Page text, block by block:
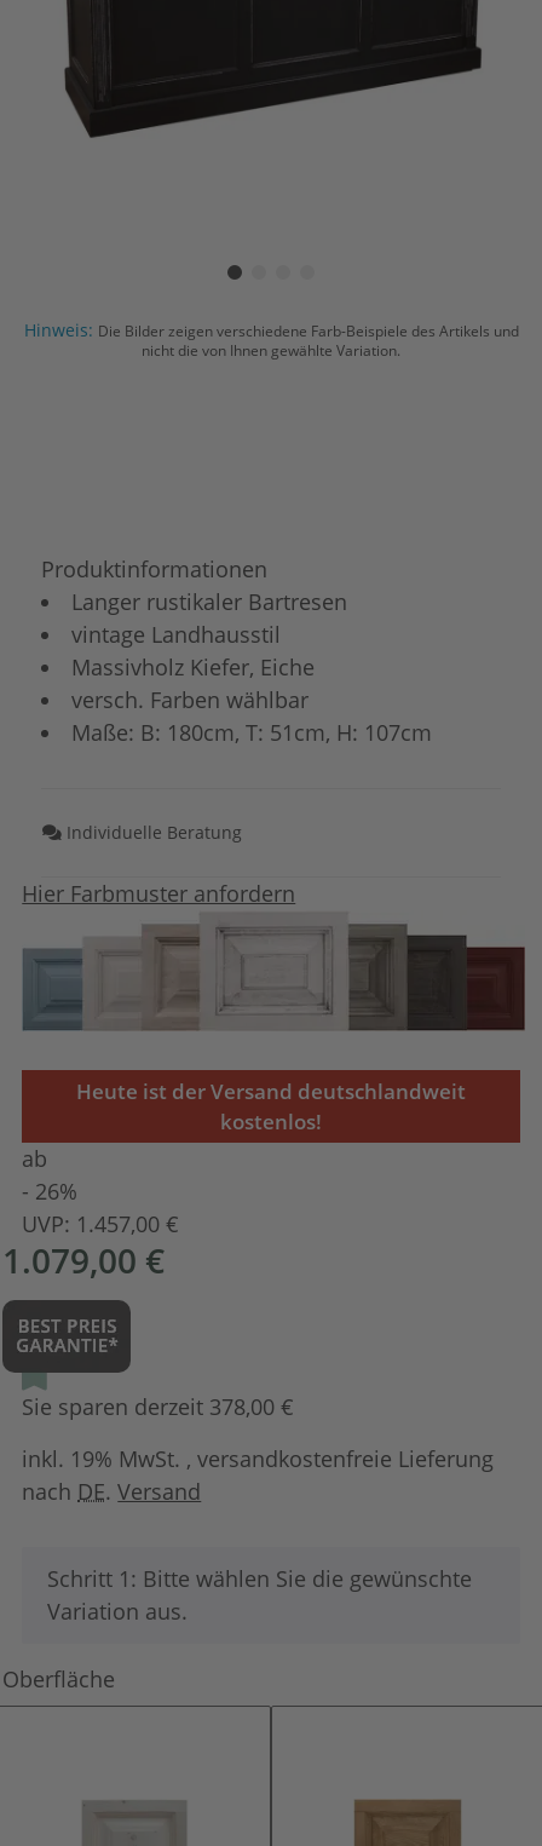
Hinweis: Die Bilder zeigen verschiedene Farb-Beispiele des Artikels und
nicht die von Ihnen gewählte Variation.
Produktinformationen
Langer rustikaler Bartresen
vintage Landhausstil
Massivholz Kiefer, Eiche
versch. Farben wählbar
Maße: B: 180cm, T: 51cm, H: 107cm
Individuelle Beratung
Hier Farbmuster anfordern
Heute ist der Versand deutschlandweit
kostenlos!
ab
- 26%
UVP: 1.457,00 €
1.079,00 €
Sie sparen derzeit 378,00 €
inkl. 19% MwSt. , versandkostenfreie Lieferung
nach DE.Versand
x
Schritt 1: Bitte wählen Sie die gewünschte
Variation aus.
Oberfläche